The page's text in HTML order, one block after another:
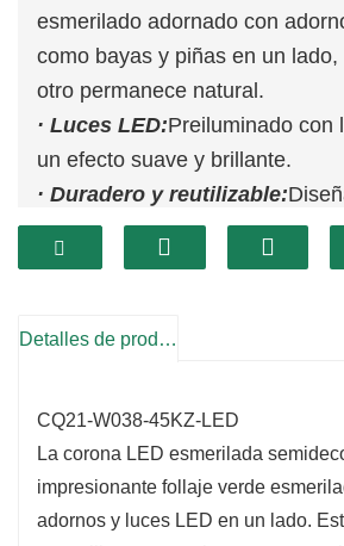
esmerilado adornado con
como bayas y piñas en un
otro permanece natural.
· Luces LED:Preiluminado con
un efecto suave y brillante.
· Duradero y reutilizable:
lo que garantiza que pueda
muchas temporadas navideñas.
Detalles de producto
CQ21-W038-45KZ-LED
La corona LED esmerilada
impresionante follaje verde
adornos y luces LED en un lado.